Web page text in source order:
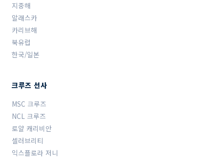
지중해
알래스카
카리브해
북유럽
한국/일본
크루즈 선사
MSC 크루즈
NCL 크루즈
로얄 캐리비안
셀러브리티
익스플로라 저니